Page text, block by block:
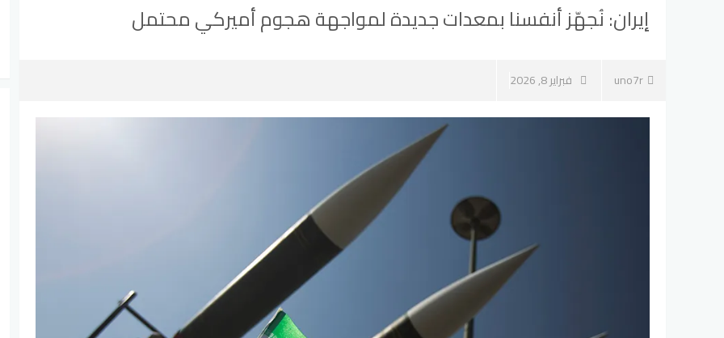
إيران: نُجهّز أنفسنا بمعدات جديدة لمواجهة هجوم أميركي محتمل
uno7r فبراير 8, 2026